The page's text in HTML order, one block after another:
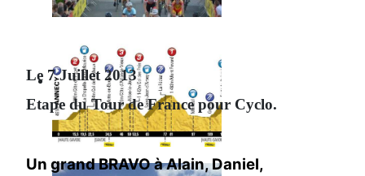
Le 7 Juillet 2013
Etape du Tour de France pour Cyclo.
Un grand BRAVO à Alain, Daniel,